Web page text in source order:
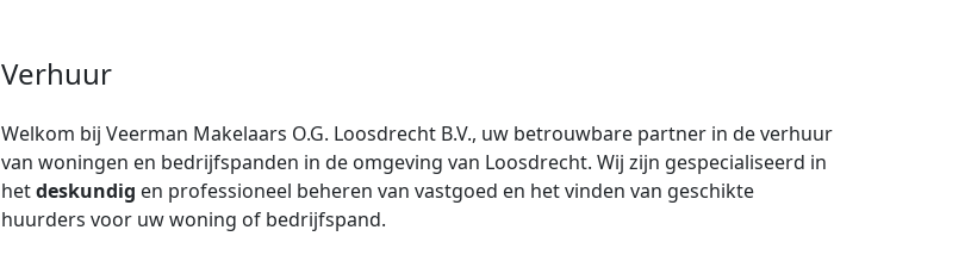
Verhuur
Welkom bij Veerman Makelaars O.G. Loosdrecht B.V., uw betrouwbare partner in de verhuur
van woningen en bedrijfspanden in de omgeving van Loosdrecht. Wij zijn gespecialiseerd in
hetdeskundig en professioneel beheren van vastgoed en het vinden van geschikte
huurders voor uw woning of bedrijfspand.